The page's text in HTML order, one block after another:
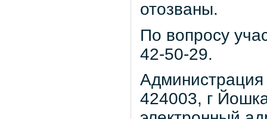
отозваны.
По вопросу
42-50-29.
Администрация
424003, г